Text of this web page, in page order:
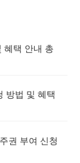
혜택 안내 총
방법 및 혜택
권 부여 신청